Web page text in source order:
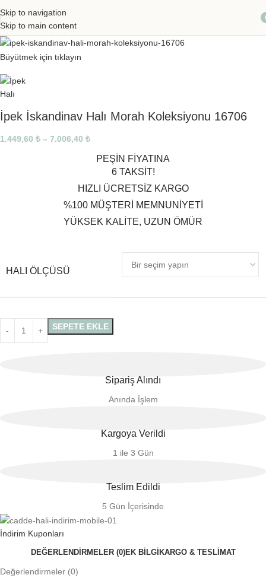
Skip to navigation
Skip to main content
Büyütmek için tıklayın
İpek İskandinav Halı Morah Koleksiyonu 16706
1.449,60 ₺ – 7.006,40 ₺
PEŞİN FİYATINA
6 TAKSİT!
HIZLI ÜCRETSİZ KARGO
%100 MÜŞTERİ MEMNUNİYETİ
YÜKSEK KALİTE, UZUN ÖMÜR
HALI ÖLÇÜSÜ
SEPETE EKLE
Sipariş Alındı
Anında İşlem
Kargoya Verildi
1 ile 3 Gün
Teslim Edildi
5 Gün İçerisinde
İndirim Kuponları
DEĞERLENDIRMELER (0)EK BILGI KARGO & TESLİMAT
Değerlendirmeler (0)